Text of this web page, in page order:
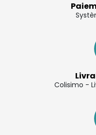
Colisimo -